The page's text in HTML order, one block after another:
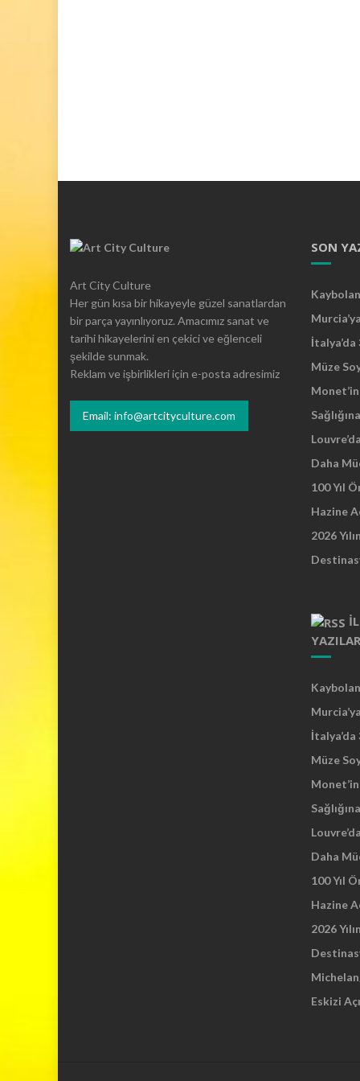
d
c
i
S
r
g
i
s
Art City Culture
Her gün kısa bir hikayeyle güzel sanatlardan
bir parça yayınlıyoruz. Amacımız sanat ve
tarihi hikayelerini en çekici ve eğlenceli
şekilde sunmak.
Reklam ve işbirlikleri için e-posta adresimiz
Email: info@artcityculture.com
SON
Müze
Daha
100 Yıl
Hazine
2026
YAZILAR
Müze
Daha
100 Yıl
Hazine
2026
Eskizi